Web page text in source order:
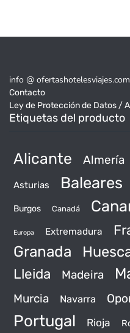
info @ ofertashotelesviajes.com
Contacto
Ley de Protección de Datos /
Etiquetas del producto
Alicante Almería
Asturias Baleares
Burgos Canadá
Europa Extremadura
Granada
Lleida Madeira
Murcia Navarra
Portugal Rioja